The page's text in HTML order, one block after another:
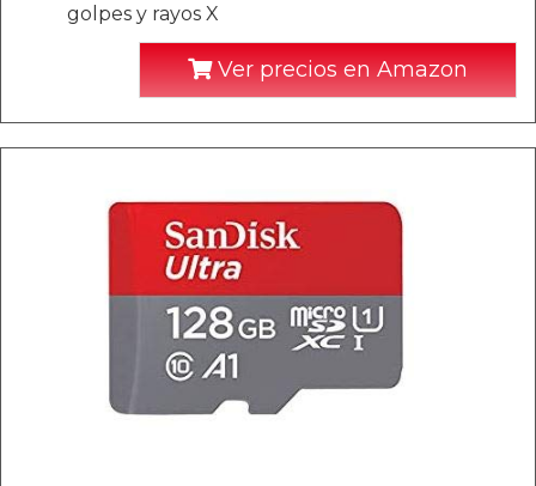
golpes y rayos X
Ver precios en Amazon